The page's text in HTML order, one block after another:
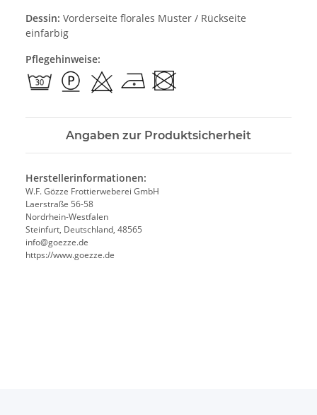
Dessin: Vorderseite florales Muster / Rückseite
einfarbig
Pflegehinweise:
Angaben zur Produktsicherheit
Herstellerinformationen:
W.F. Gözze Frottierweberei GmbH
Laerstraße 56-58
Nordrhein-Westfalen
Steinfurt, Deutschland, 48565
info@goezze.de
https://www.goezze.de